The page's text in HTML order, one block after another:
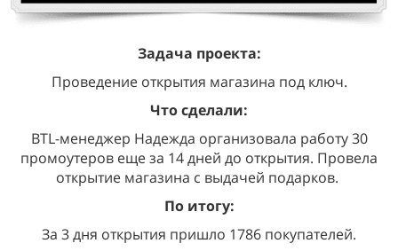
Задача проекта:
Проведение открытия магазина под ключ.
Что сделали:
BTL-менеджер Надежда организовала работу 30
промоутеров еще за 14 дней до открытия. Провела
открытие магазина с выдачей подарков.
По итогу:
За 3 дня открытия пришло 1786 покупателей.